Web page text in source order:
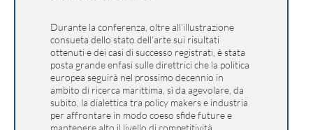
Durante la conferenza, oltre all’illustrazione
consueta dello stato dell’arte sui risultati
ottenuti e dei casi di successo registrati, è stata
posta grande enfasi sulle direttrici che la politica
europea seguirà nel prossimo decennio in
ambito di ricerca marittima, sì da agevolare, da
subito, la dialettica tra policy makers e industria
per affrontare in modo coeso sfide future e
mantenere alto il livello di competitività.